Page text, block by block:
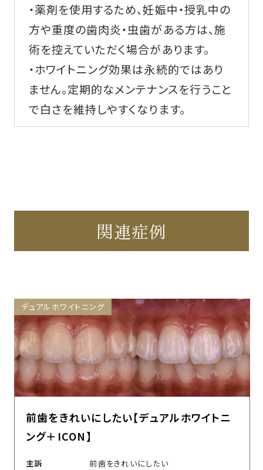
・薬剤を使用するため、妊娠中・授乳中の
方や重度の歯肉炎・虫歯がある方は、施
術を控えていただく場合があります。
・ホワイトニング効果は永続的ではあり
ません。定期的なメンテナンスを行うこと
で白さを維持しやすくなります。
関連症例
デュアルホワイトニング
前歯をきれいにしたい【デュアルホワイトニ
ング＋ICON】
主訴
前歯をきれいにしたい